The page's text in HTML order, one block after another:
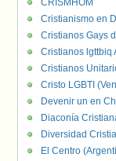
CRISMHOM
Cristianismo en
Cristianos Gays
Cristianos lgttbiq
Cristianos
Cristo LGBTI
Devenir un en
Diaconía
Diversidad
El Centro